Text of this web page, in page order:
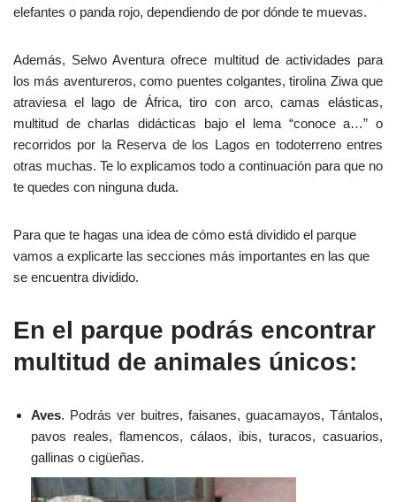
elefantes o panda rojo, dependiendo de por dónde te muevas.
Además, Selwo Aventura ofrece multitud de actividades para
los más aventureros, como puentes colgantes, tirolina Ziwa que
atraviesa el lago de África, tiro con arco, camas elásticas,
multitud de charlas didácticas bajo el lema “conoce a…” o
recorridos por la Reserva de los Lagos en todoterreno entres
otras muchas. Te lo explicamos todo a continuación para que no
te quedes con ninguna duda.
Para que te hagas una idea de cómo está dividido el parque
vamos a explicarte las secciones más importantes en las que
se encuentra dividido.
En el parque podrás encontrar
multitud de animales únicos:
Aves. Podrás ver buitres, faisanes, guacamayos, Tántalos,
pavos reales, flamencos, cálaos, ibis, turacos, casuarios,
gallinas o cigüeñas.